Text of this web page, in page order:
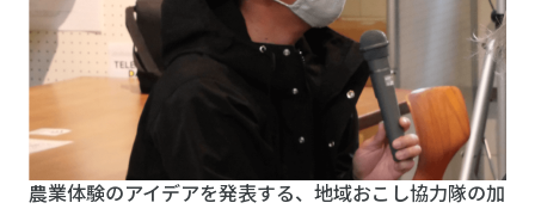
農業体験のアイデアを発表する、地域おこし協力隊の加